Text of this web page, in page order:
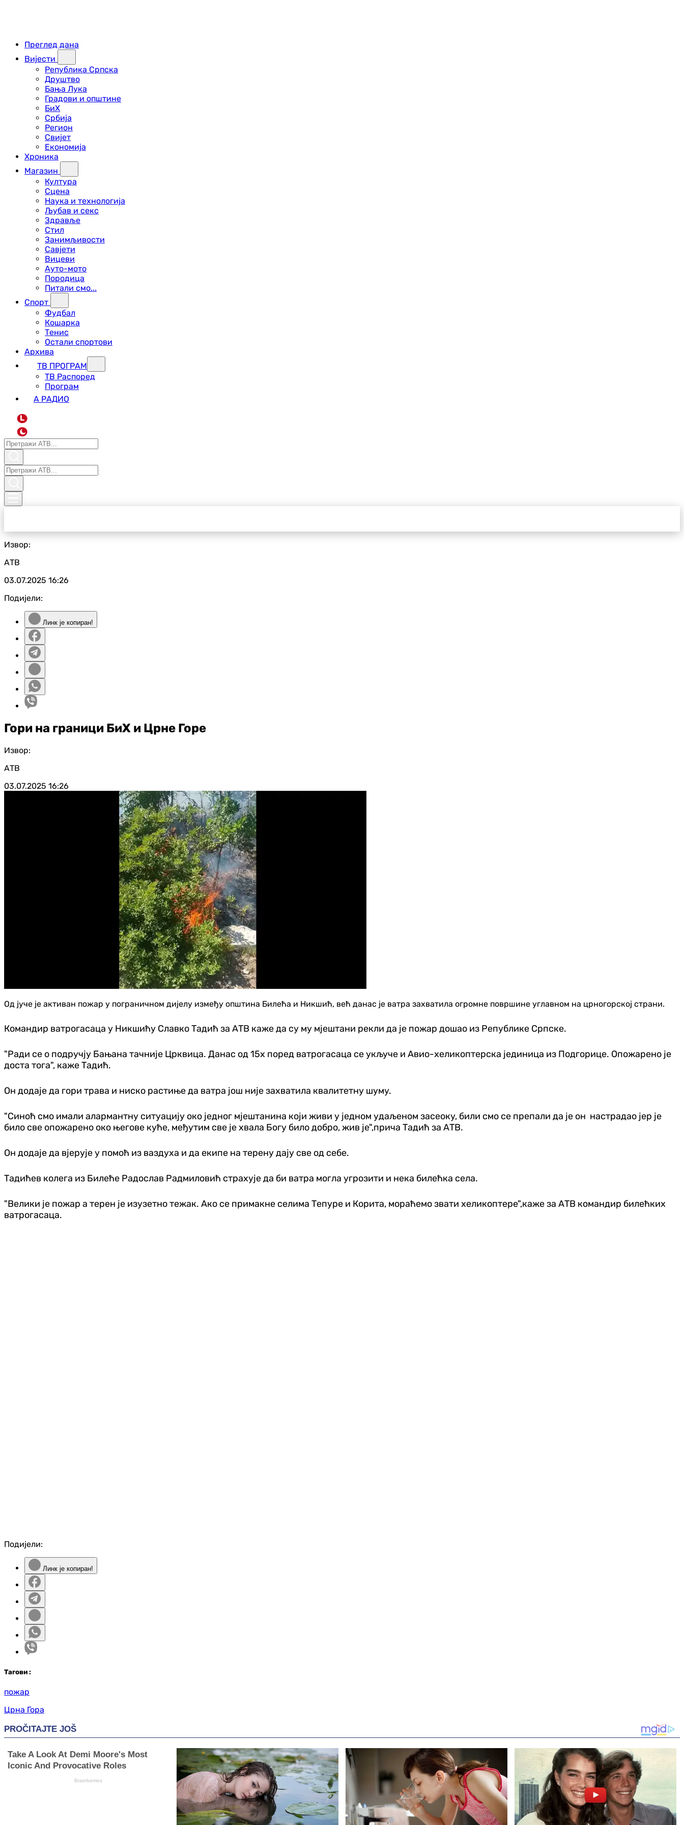
Преглед дана
Вијести
Република Српска
Друштво
Бања Лука
Градови и општине
БиХ
Србија
Регион
Свијет
Економија
Хроника
Магазин
Култура
Сцена
Наука и технологија
Љубав и секс
Здравље
Стил
Занимљивости
Савјети
Вицеви
Ауто-мото
Породица
Питали смо...
Спорт
Фудбал
Кошарка
Тенис
Остали спортови
Архива
ТВ ПРОГРАМ
ТВ Распоред
Програм
А РАДИО
L
Извор:
АТВ
03.07.2025 16:26
Подијели:
Линк је копиран!
Гори на граници БиХ и Црне Горе
Извор:
АТВ
03.07.2025 16:26
Од јуче је активан пожар у пограничном дијелу између општина Билећа и Никшић, већ данас је ватра захватила огромне површине углавном на црногорској страни.
Командир ватрогасаца у Никшићу Славко Тадић за АТВ каже да су му мјештани рекли да је пожар дошао из Републике Српске.
"Ради се о подручју Бањана тачније Црквица. Данас од 15х поред ватрогасаца се укључе и Авио-хеликоптерска јединица из Подгорице. Опожарено је
доста тога", каже Тадић.
Он додаје да гори трава и ниско растиње да ватра још није захватила квалитетну шуму.
"Синоћ смо имали алармантну ситуацију око једног мјештанина који живи у једном удаљеном засеоку, били смо се препали да је он настрадао јер је
било све опожарено око његове куће, међутим све је хвала Богу било добро, жив је",прича Тадић за АТВ.
Он додаје да вјерује у помоћ из ваздуха и да екипе на терену дају све од себе.
Тадићев колега из Билеће Радослав Радмиловић страхује да би ватра могла угрозити и нека билећка села.
"Велики је пожар а терен је изузетно тежак. Ако се примакне селима Тепуре и Корита, мораћемо звати хеликоптере",каже за АТВ командир билећких
ватрогасаца.
Подијели:
Линк је копиран!
Тагови :
пожар
Црна Гора